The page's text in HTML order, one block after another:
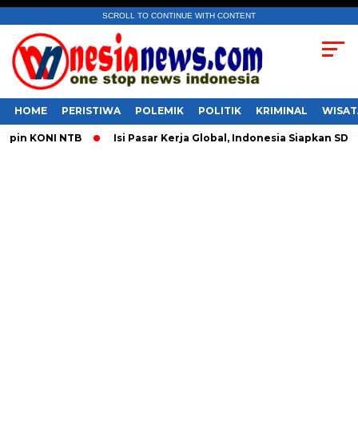
SCROLL TO CONTINUE WITH CONTENT
HOME PERISTIWA POLEMIK POLITIK KRIMINAL
NTB ​Isi Pasar Kerja Global, Indonesia Siapkan SDM